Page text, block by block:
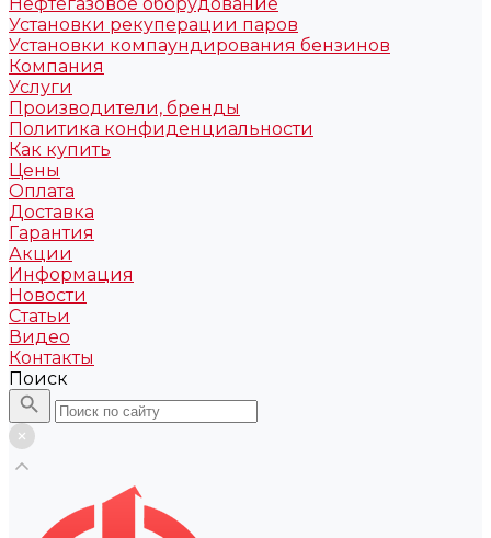
Установки рекуперации паров
Установки компаундирования бензинов
Компания
Услуги
Производители, бренды
Политика конфиденциальности
Как купить
Цены
Оплата
Доставка
Гарантия
Акции
Информация
Новости
Статьи
Видео
Контакты
Поиск